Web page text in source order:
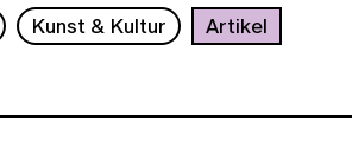
Kunst & Kultur Artikel